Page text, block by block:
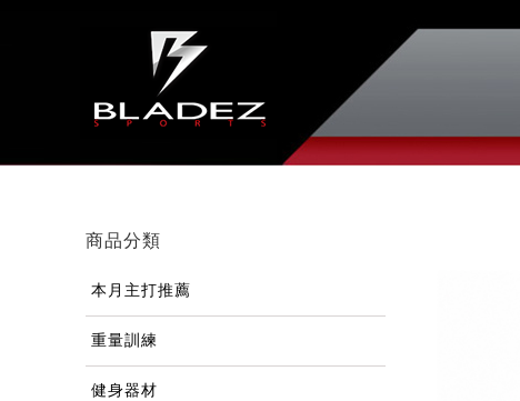
商品分類
本月主打推薦
重量訓練
健身器材